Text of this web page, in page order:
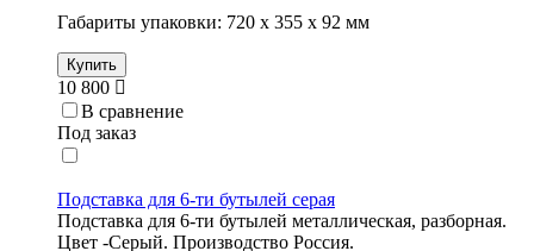
Габариты упаковки: 720 х 355 х 92 мм
Купить
10 800
В сравнение
Под заказ
Подставка для 6-ти бутылей серая
Подставка для 6-ти бутылей металлическая, разборная.
Цвет -Серый. Производство Россия.